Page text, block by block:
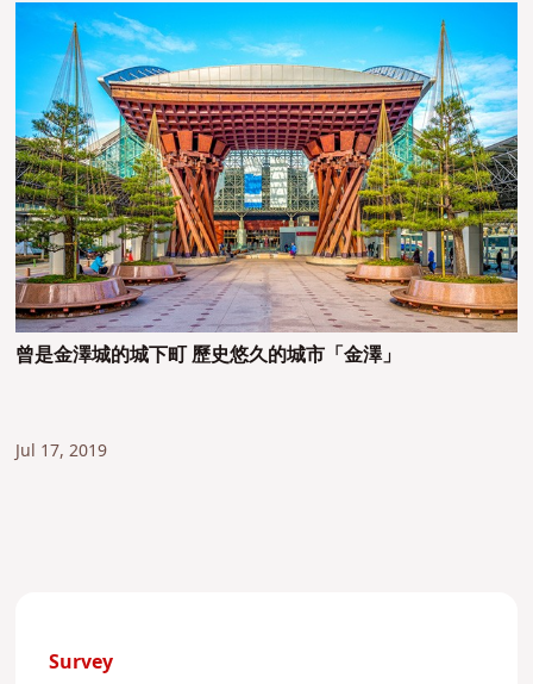
曾是金澤城的城下町 歷史悠久的城市「金澤」
Jul 17, 2019
Survey